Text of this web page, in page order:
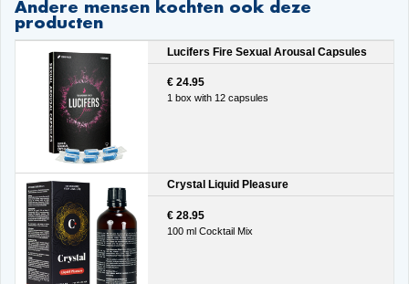
Andere mensen kochten ook deze
producten
Lucifers Fire Sexual Arousal Capsules
€ 24.95
1 box with 12 capsules
Crystal Liquid Pleasure
€ 28.95
100 ml Cocktail Mix